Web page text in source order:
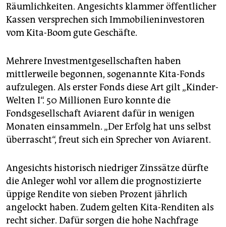
Räumlichkeiten. Angesichts klammer öffentlicher
Kassen versprechen sich Immobilieninvestoren
vom Kita-Boom gute Geschäfte.
Mehrere Investmentgesellschaften haben
mittlerweile begonnen, sogenannte Kita-Fonds
aufzulegen. Als erster Fonds diese Art gilt „Kinder-
Welten I“. 50 Millionen Euro konnte die
Fondsgesellschaft Aviarent dafür in wenigen
Monaten einsammeln. „Der Erfolg hat uns selbst
überrascht“, freut sich ein Sprecher von Aviarent.
Angesichts historisch niedriger Zinssätze dürfte
die Anleger wohl vor allem die prognostizierte
üppige Rendite von sieben Prozent jährlich
angelockt haben. Zudem gelten Kita-Renditen als
recht sicher. Dafür sorgen die hohe Nachfrage